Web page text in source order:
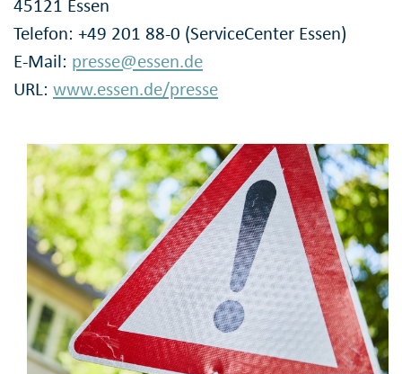
45121 Essen
Telefon: +49 201 88-0 (ServiceCenter Essen)
E-Mail: presse@essen.de
URL: www.essen.de/presse